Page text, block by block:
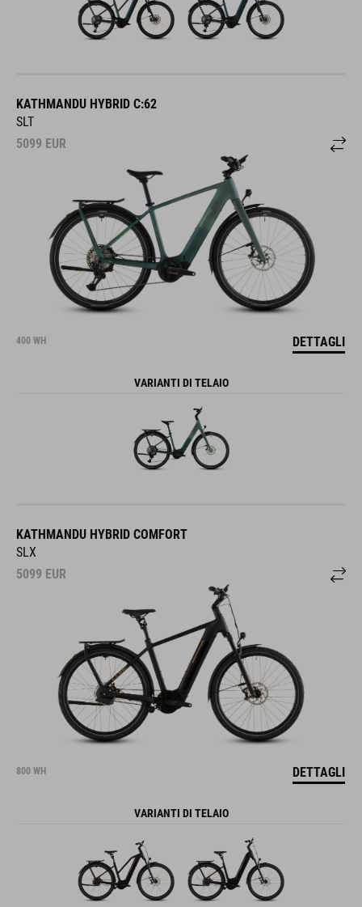
KATHMANDU HYBRID C:62
SLT
5099 EUR
400 WH DETTAGLI
VARIANTI DI TELAIO
KATHMANDU HYBRID COMFORT
SLX
5099 EUR
800 WH DETTAGLI
VARIANTI DI TELAIO